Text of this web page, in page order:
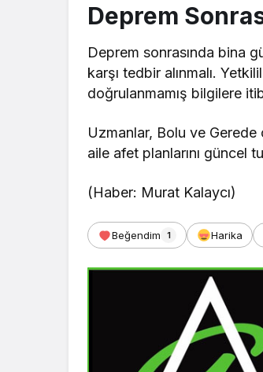
Deprem
Deprem sonrasında bina
karşı tedbir alınmalı.
doğrulanmamış bilgilere
Uzmanlar, Bolu ve Gerede
aile afet planlarını güncel
(Haber: Murat Kalaycı)
Beğendim 1 Harika